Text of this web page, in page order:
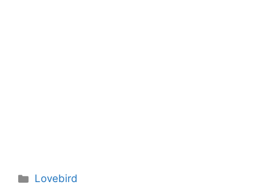
Categories
Lovebird